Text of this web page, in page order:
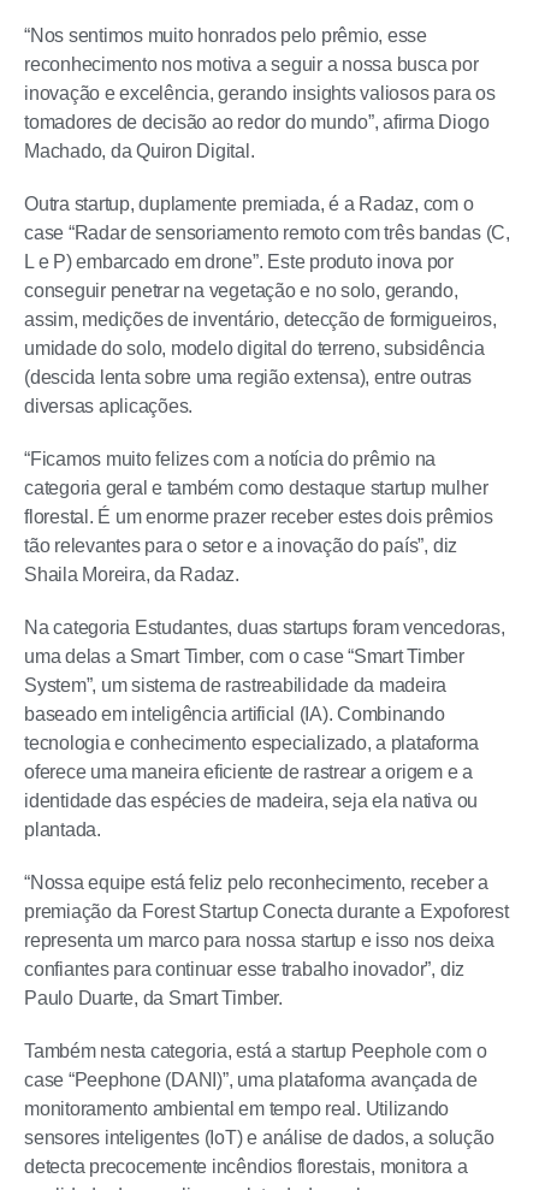
“Nos sentimos muito honrados pelo prêmio, esse
reconhecimento nos motiva a seguir a nossa busca por
inovação e excelência, gerando insights valiosos para os
tomadores de decisão ao redor do mundo”, afirma Diogo
Machado, da Quiron Digital.
Outra startup, duplamente premiada, é a Radaz, com o
case “Radar de sensoriamento remoto com três bandas (C,
L e P) embarcado em drone”. Este produto inova por
conseguir penetrar na vegetação e no solo, gerando,
assim, medições de inventário, detecção de formigueiros,
umidade do solo, modelo digital do terreno, subsidência
(descida lenta sobre uma região extensa), entre outras
diversas aplicações.
“Ficamos muito felizes com a notícia do prêmio na
categoria geral e também como destaque startup mulher
florestal. É um enorme prazer receber estes dois prêmios
tão relevantes para o setor e a inovação do país”, diz
Shaila Moreira, da Radaz.
Na categoria Estudantes, duas startups foram vencedoras,
uma delas a Smart Timber, com o case “Smart Timber
System”, um sistema de rastreabilidade da madeira
baseado em inteligência artificial (IA). Combinando
tecnologia e conhecimento especializado, a plataforma
oferece uma maneira eficiente de rastrear a origem e a
identidade das espécies de madeira, seja ela nativa ou
plantada.
“Nossa equipe está feliz pelo reconhecimento, receber a
premiação da Forest Startup Conecta durante a Expoforest
representa um marco para nossa startup e isso nos deixa
confiantes para continuar esse trabalho inovador”, diz
Paulo Duarte, da Smart Timber.
Também nesta categoria, está a startup Peephole com o
case “Peephone (DANI)”, uma plataforma avançada de
monitoramento ambiental em tempo real. Utilizando
sensores inteligentes (IoT) e análise de dados, a solução
detecta precocemente incêndios florestais, monitora a